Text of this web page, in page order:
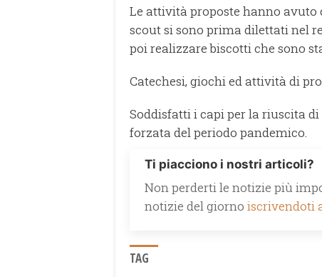
Le attività proposte hanno
scout si sono prima dilettati nel
poi realizzare biscotti che sono
Catechesi, giochi ed attività di
Soddisfatti i capi per la riuscita
forzata del periodo pandemico.
Ti piacciono i nostri articoli?
Non perderti le notizie più
notizie del giorno iscrivendoti
TAG